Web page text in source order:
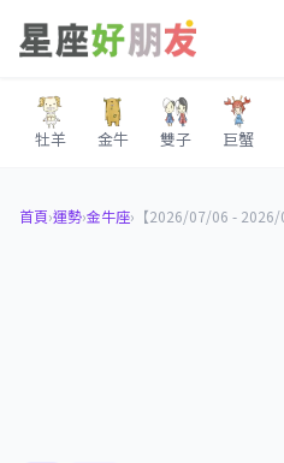
牡羊 金牛 雙子 巨蟹
首頁›運勢›金牛座›